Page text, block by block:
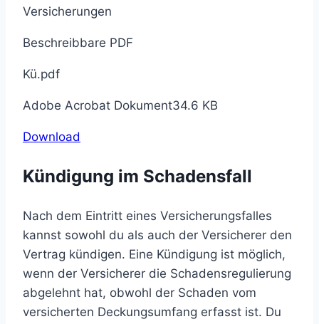
Versicherungen
Beschreibbare PDF
Kü.pdf
Adobe Acrobat Dokument34.6 KB
Download
Kündigung im Schadensfall
Nach dem Eintritt eines Versicherungsfalles
kannst sowohl du als auch der Versicherer den
Vertrag kündigen. Eine Kündigung ist möglich,
wenn der Versicherer die Schadensregulierung
abgelehnt hat, obwohl der Schaden vom
versicherten Deckungsumfang erfasst ist. Du